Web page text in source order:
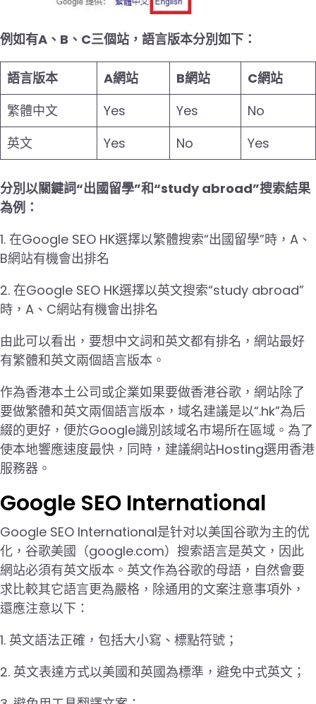
例如有A、B、C三個站，語言版本分別如下：
語言版本 A網站 B網站
C網站
繁體中文
Yes Yes
No
英文
Yes No Yes
分別以關鍵詞“出國留學”和“study abroad”搜索結果
為例：
1. 在Google SEO HK選擇以繁體搜索“出國留學”時，A、
B網站有機會出排名
2. 在Google SEO HK選擇以英文搜索“study abroad”
時，A、C網站有機會出排名
由此可以看出，要想中文詞和英文都有排名，網站最好
有繁體和英文兩個語言版本。
作為香港本土公司或企業如果要做香港谷歌，網站除了
要做繁體和英文兩個語言版本，域名建議是以“.hk”為后
綴的更好，便於Google識別該域名市場所在區域。為了
使本地響應速度最快，同時，建議網站Hosting選用香港
服務器。
Google SEO International
Google SEO International是针对以美国谷歌为主的优
化，谷歌美國（google.com）搜索語言是英文，因此
網站必須有英文版本。英文作為谷歌的母語，自然會要
求比較其它語言更為嚴格，除通用的文案注意事項外，
還應注意以下：
1. 英文語法正確，包括大小寫、標點符號；
2. 英文表達方式以美國和英國為標準，避免中式英文；